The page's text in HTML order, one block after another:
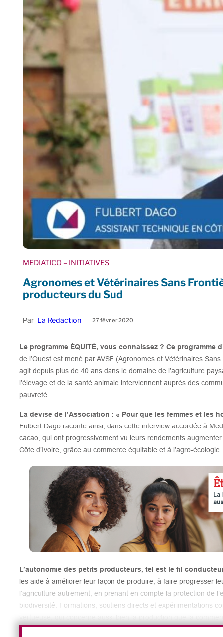
MEDIATICO – INITIATIVES
Agronomes et Vétérinaires Sans
producteurs du Sud
Par La Rédaction – 27 février 2020
Le programme ÉQUITÉ, vous connaissez ? Ce programme
de l’Ouest est mené par AVSF (Agronomes et Vétérinaires
agit depuis plus de 40 ans dans le domaine de l’agriculture
l’élevage et de la santé animale interviennent auprès des
pauvreté.
La devise de l’Association : « Pour que les femmes et les
Fulbert Dago raconte ainsi, dans cette interview accordée à
cacao, qui ont progressivement vu leurs rendements
Côte d’Ivoire, grâce au commerce équitable et à l’agro-écologie.
L’autonomie des petits producteurs, tel est le fil
les aide à améliorer leur façon de produire, à faire progresser
l’agriculture autrement, en prenant en compte la protection de
biodiversité. Formations, soutiens directs et expérimentations